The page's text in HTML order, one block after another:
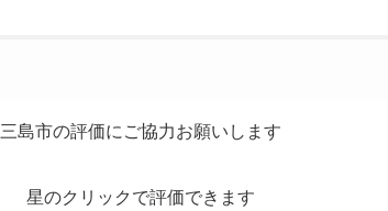
三島市の評価にご協力お願いします
星のクリックで評価できます